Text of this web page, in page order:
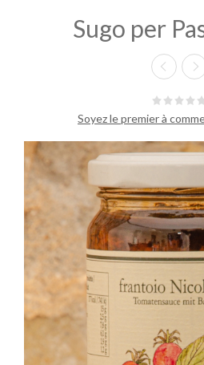
Sugo per
Soyez le premier à